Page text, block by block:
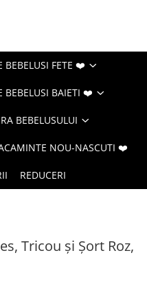
BEBELUSI FETE ❤️
BEBELUSI BAIETI ❤️
BEBELUSULUI
NOU-NASCUTI ❤️
REDUCERI
Tricou și Șort Roz,